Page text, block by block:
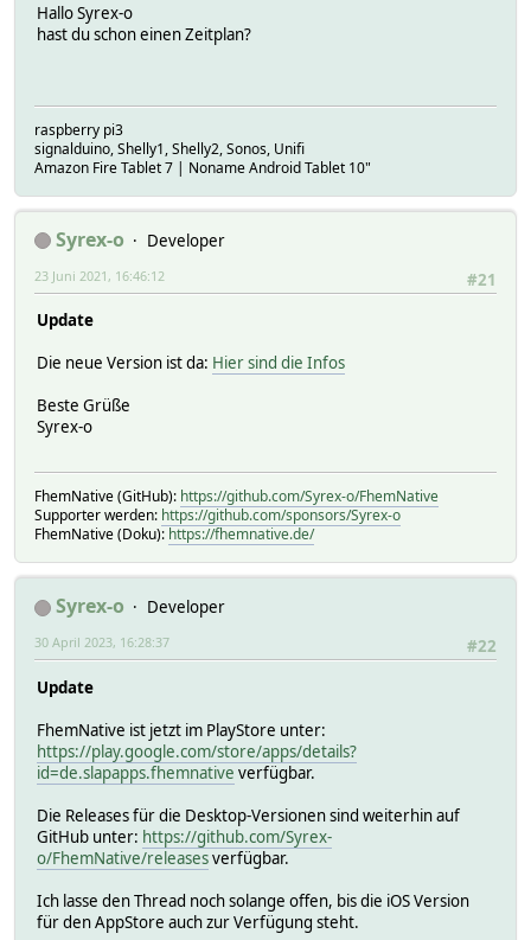
Hallo Syrex-o
hast du schon einen Zeitplan?
raspberry pi3
signalduino, Shelly1, Shelly2, Sonos, Unifi
Amazon Fire Tablet 7 | Noname Android Tablet 10"
Syrex-o
Developer
#21
23 Juni 2021, 16:46:12
Update
Die neue Version ist da: Hier sind die Infos
Beste Grüße
Syrex-o
FhemNative (GitHub): https://github.com/Syrex-o/FhemNative
Supporter werden: https://github.com/sponsors/Syrex-o
FhemNative (Doku): https://fhemnative.de/
Syrex-o
Developer
#22
30 April 2023, 16:28:37
Update
FhemNative ist jetzt im PlayStore unter:
https://play.google.com/store/apps/details?
id=de.slapapps.fhemnative verfügbar.
Die Releases für die Desktop-Versionen sind weiterhin auf
GitHub unter: https://github.com/Syrex-
o/FhemNative/releasesverfügbar.
Ich lasse den Thread noch solange offen, bis die iOS Version
für den AppStore auch zur Verfügung steht.